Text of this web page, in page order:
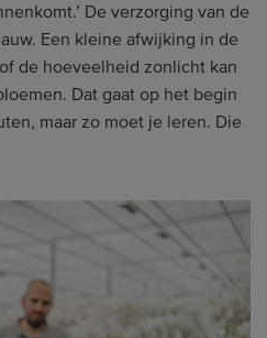
De verzorging van de
Een kleine afwijking in de
de hoeveelheid zonlicht kan
Dat gaat op het begin
maar zo moet je leren. Die